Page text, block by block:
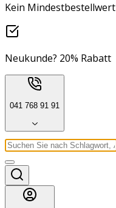
Kein Mindestbestellwert
Neukunde? 20% Rabatt
041 768 91 91